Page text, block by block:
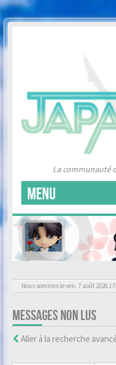
La communauté
MENU
Nous sommes le ven. 7 août 2026
MESSAGES NON LUS
Aller à la recherche